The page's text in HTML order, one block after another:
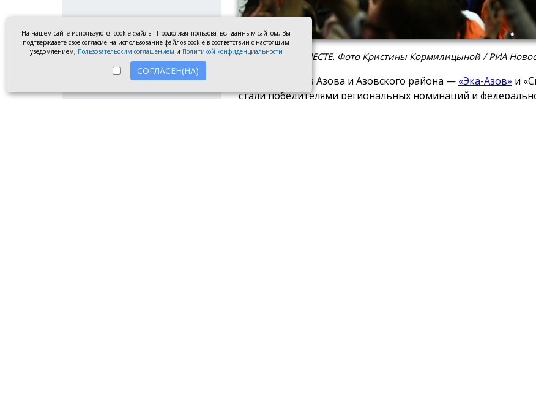
Премия #МЫВМЕСТЕ. Фото Кристины Кормилицыной / РИА
Два проекта из Азова и Азовского района — «Эка-Азов» и
стали победителями региональных номинаций и
На нашем сайте используются cookie-файлы. Продолжая пользоваться данным сайтом, Вы
подтверждаете свое согласие на использование файлов cookie в соответствии с настоящим
уведомлением, Пользовательским соглашением и Политикой конфиденциальности
СОГЛАСЕН(НА)